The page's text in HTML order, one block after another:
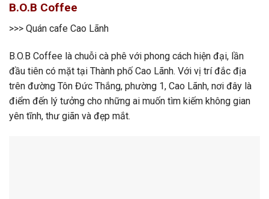
B.O.B Coffee
>>> Quán cafe Cao Lãnh
B.O.B Coffee là chuỗi cà phê với phong cách hiện đại, lần
đầu tiên có mặt tại Thành phố Cao Lãnh. Với vị trí đắc địa
trên đường Tôn Đức Thắng, phường 1, Cao Lãnh, nơi đây là
điểm đến lý tưởng cho những ai muốn tìm kiếm không gian
yên tĩnh, thư giãn và đẹp mắt.